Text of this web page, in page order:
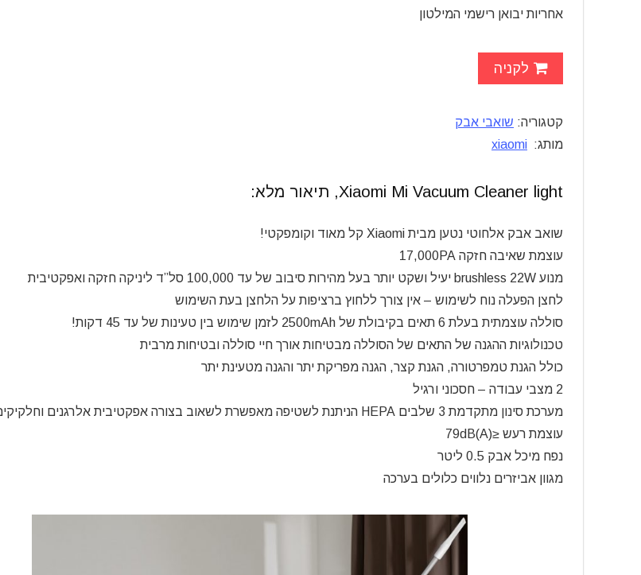
אחריות יבואן רישמי המילטון
לקניה
קטגוריה: שואבי אבק
מותג: xiaomi
Xiaomi Mi Vacuum Cleaner light, תיאור מלא:
שואב אבק אלחוטי נטען מבית Xiaomi קל מאוד וקומפקטי!
עוצמת שאיבה חזקה 17,000PA
מנוע brushless 22W יעיל ושקט יותר בעל מהירות סיבוב של עד 100,000 סל”ד ליניקה חזקה ואפקטיבית
לחצן הפעלה נוח לשימוש – אין צורך ללחוץ ברציפות על הלחצן בעת השימוש
סוללה עוצמתית בעלת 6 תאים בקיבולת של 2500mAh לזמן שימוש בין טעינות של עד 45 דקות!
טכנולוגיות ההגנה של התאים של הסוללה מבטיחות אורך חיי סוללה ובטיחות מרבית
כולל הגנת טמפרטורה, הגנת קצר, הגנה מפריקת יתר והגנה מטעינת יתר
2 מצבי עבודה – חסכוני ורגיל
מערכת סינון מתקדמת 3 שלבים HEPA הניתנת לשטיפה מאפשרת לשאוב בצורה אפקטיבית אלרגנים וחלקיקים זעירים
עוצמת רעש ≤79dB(A)
נפח מיכל אבק 0.5 ליטר
מגוון אביזרים נלווים כלולים בערכה